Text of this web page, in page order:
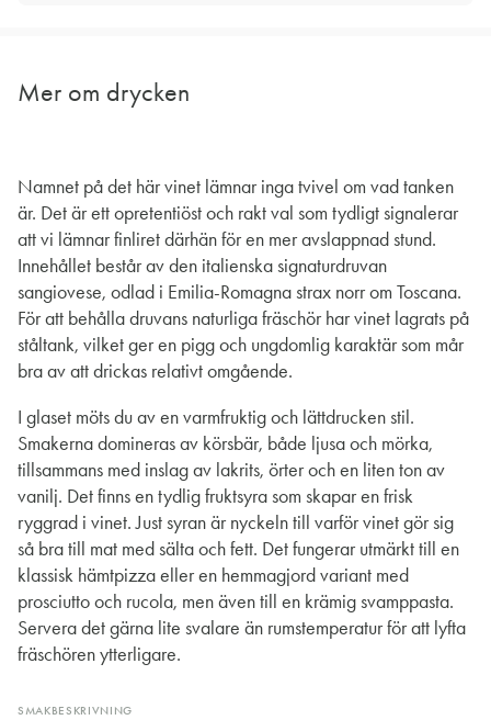
Mer om drycken
Namnet på det här vinet lämnar inga tvivel om vad tanken
är. Det är ett opretentiöst och rakt val som tydligt signalerar
att vi lämnar finliret därhän för en mer avslappnad stund.
Innehållet består av den italienska signaturdruvan
sangiovese, odlad i Emilia-Romagna strax norr om Toscana.
För att behålla druvans naturliga fräschör har vinet lagrats på
ståltank, vilket ger en pigg och ungdomlig karaktär som mår
bra av att drickas relativt omgående.
I glaset möts du av en varmfruktig och lättdrucken stil.
Smakerna domineras av körsbär, både ljusa och mörka,
tillsammans med inslag av lakrits, örter och en liten ton av
vanilj. Det finns en tydlig fruktsyra som skapar en frisk
ryggrad i vinet. Just syran är nyckeln till varför vinet gör sig
så bra till mat med sälta och fett. Det fungerar utmärkt till en
klassisk hämtpizza eller en hemmagjord variant med
prosciutto och rucola, men även till en krämig svamppasta.
Servera det gärna lite svalare än rumstemperatur för att lyfta
fräschören ytterligare.
SMAKBESKRIVNING